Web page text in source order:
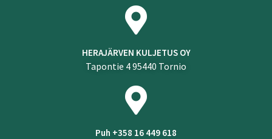
HERAJÄRVEN KULJETUS OY
Tapontie 4 95440 Tornio
Puh +358 16 449 618